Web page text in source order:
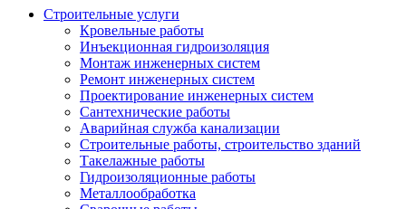
Строительные услуги
Кровельные работы
Инъекционная гидроизоляция
Монтаж инженерных систем
Ремонт инженерных систем
Проектирование инженерных систем
Сантехнические работы
Аварийная служба канализации
Строительные работы, строительство зданий
Такелажные работы
Гидроизоляционные работы
Металлообработка